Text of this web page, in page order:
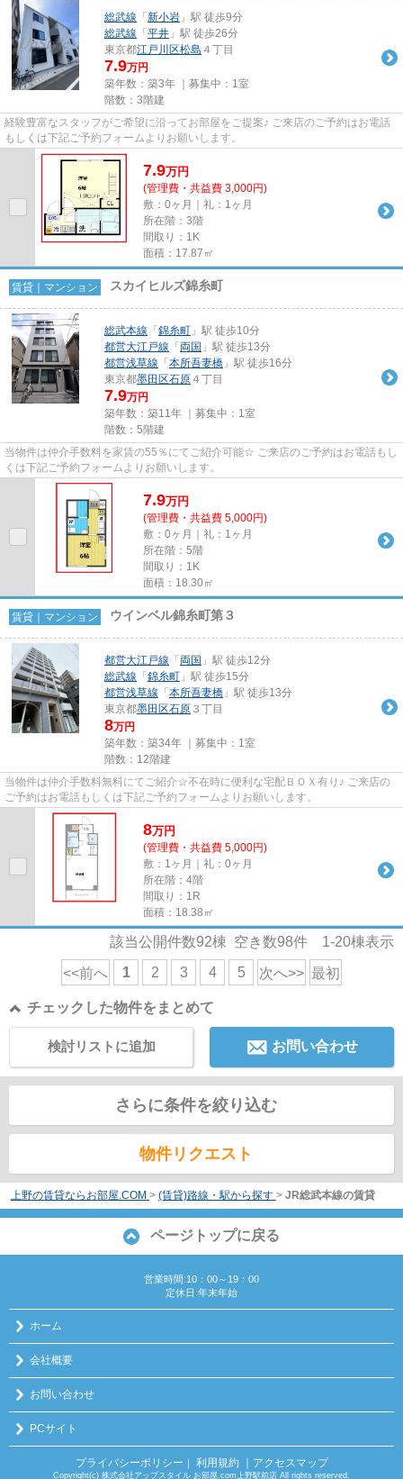
総武線 「 新小岩 」駅 徒歩9分
総武線 「 平井 」駅 徒歩26分
東京都江戸川区松島 ４丁目
7.9万円
築年数：築3年 ｜募集中： 1室
階数：3階建
経験豊富なスタッフがご希望に沿ってお部屋をご提案♪ ご来店のご予約はお電話
もしくは下記ご予約フォームよりお願いします。
7.9万円
(管理費・共益費 3,000円)
敷：0ヶ月｜礼：1ヶ月
所在階：3階
間取り：1K
面積：17.87㎡
賃貸｜マンション スカイヒルズ錦糸町
総武本線 「 錦糸町 」駅 徒歩10分
都営大江戸線 「 両国 」駅 徒歩13分
都営浅草線 「 本所吾妻橋 」駅 徒歩16分
東京都墨田区石原 ４丁目
7.9万円
築年数：築11年 ｜募集中： 1室
階数：5階建
当物件は仲介手数料を家賃の55％にてご紹介可能☆ ご来店のご予約はお電話もし
くは下記ご予約フォームよりお願いします。
7.9万円
(管理費・共益費 5,000円)
敷：0ヶ月｜礼：1ヶ月
所在階：5階
間取り：1K
面積：18.30㎡
賃貸｜マンション ウインベル錦糸町第３
都営大江戸線 「 両国 」駅 徒歩12分
総武線 「 錦糸町 」駅 徒歩15分
都営浅草線 「 本所吾妻橋 」駅 徒歩13分
東京都墨田区石原 ３丁目
8万円
築年数：築34年 ｜募集中： 1室
階数：12階建
当物件は仲介手数料無料にてご紹介☆不在時に便利な宅配ＢＯＸ有り♪ ご来店の
ご予約はお電話もしくは下記ご予約フォームよりお願いします。
8万円
(管理費・共益費 5,000円)
敷：1ヶ月｜礼：0ヶ月
所在階：4階
間取り：1R
面積：18.38㎡
該当公開件数92棟 空き数98件 1-20棟表示
<<前へ 1 2 3 4 5 次へ>> 最初
チェックした物件をまとめて
お問い合わせ
検討リストに追加
さらに条件を絞り込む
物件リクエスト
上野の賃貸ならお部屋.COM > (賃貸)路線・駅から探す > JR総武本線の賃貸
ページトップに戻る
営業時間:10：00～19：00
定休日:年末年始
ホーム
会社概要
お問い合わせ
PCサイト
プライバシーポリシー ｜ 利用規約 ｜アクセスマップ
Copyright(c) 株式会社アップスタイル お部屋.com上野駅前店 All rights reserved.